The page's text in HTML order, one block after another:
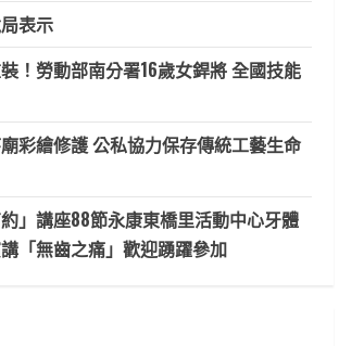
表示
！勞動部南分署16歲女銲將 全國技能
彩繪修護 公私協力保存傳統工藝生命
約」講座88節永康東橋里活動中心牙體
「無齒之痛」歡迎踴躍參加